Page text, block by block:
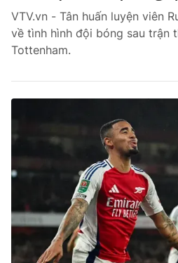
VTV.vn - Tân huấn luyện viên
về tình hình đội bóng sau trận
Tottenham.